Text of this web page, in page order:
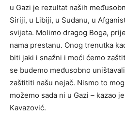
u Gazi je rezultat naših
Siriji, u Libiji, u Sudanu, u
svijeta. Molimo dragog Boga,
nama prestanu. Onog trenutka
biti jaki i snažni i moći ćemo
se budemo međusobno
zaštititi našu nejač. Nismo to
možemo sada ni u Gazi – kazao
Kavazović.